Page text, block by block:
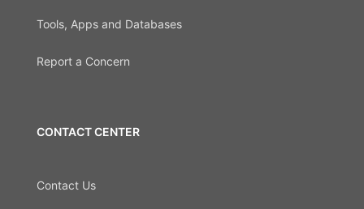
Tools, Apps and Databases
Report a Concern
CONTACT CENTER
Contact Us